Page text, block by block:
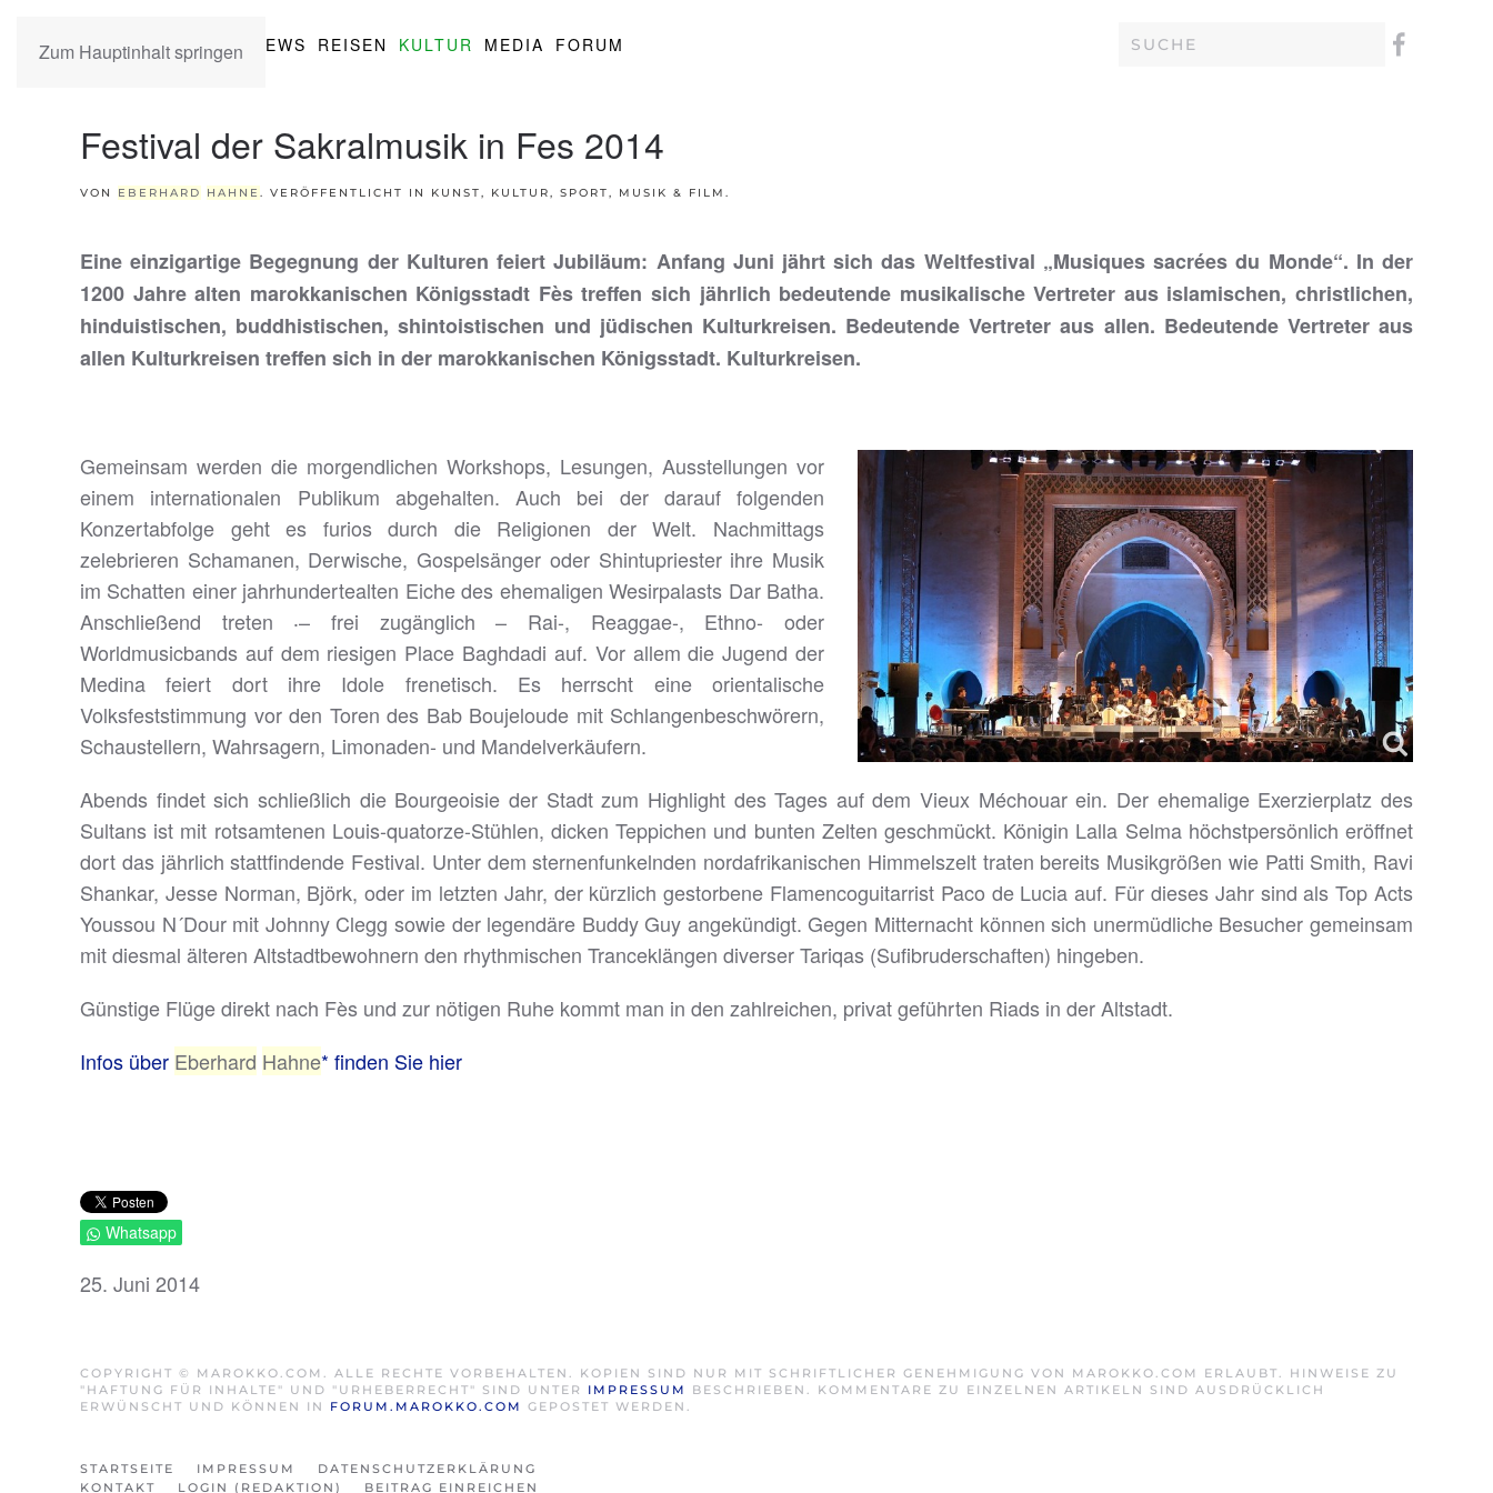
Zum Hauptinhalt springen NEWS REISEN KULTUR MEDIA FORUM
Festival der Sakralmusik in Fes 2014
VON EBERHARD HAHN E . VERÖFFENTLICHT IN KUNST, KULTUR, SPORT, MUSIK & FILM .
Eine einzigartige Begegnung der Kulturen feiert Jubiläum: Anfang Juni jährt sich das Weltfestival „Musiques sacrées du Monde“. In der
1200 Jahre alten marokkanischen Königsstadt Fès treffen sich jährlich bedeutende musikalische Vertreter aus islamischen, christlichen,
hinduistischen, buddhistischen, shintoistischen und jüdischen Kulturkreisen. Bedeutende Vertreter aus allen. Bedeutende Vertreter aus
allen Kulturkreisen treffen sich in der marokkanischen Königsstadt. Kulturkreisen.
Gemeinsam werden die morgendlichen Workshops, Lesungen, Ausstellungen vor
einem internationalen Publikum abgehalten. Auch bei der darauf folgenden
Konzertabfolge geht es furios durch die Religionen der Welt. Nachmittags
zelebrieren Schamanen, Derwische, Gospelsänger oder Shintupriester ihre Musik
im Schatten einer jahrhundertealten Eiche des ehemaligen Wesirpalasts Dar Batha.
Anschließend treten ‧– frei zugänglich – Rai-, Reaggae-, Ethno- oder
Worldmusicbands auf dem riesigen Place Baghdadi auf. Vor allem die Jugend der
Medina feiert dort ihre Idole frenetisch. Es herrscht eine orientalische
Volksfeststimmung vor den Toren des Bab Boujeloude mit Schlangenbeschwörern,
Schaustellern, Wahrsagern, Limonaden- und Mandelverkäufern.
Abends findet sich schließlich die Bourgeoisie der Stadt zum Highlight des Tages auf dem Vieux Méchouar ein. Der ehemalige Exerzierplatz des
Sultans ist mit rotsamtenen Louis-quatorze-Stühlen, dicken Teppichen und bunten Zelten geschmückt. Königin Lalla Selma höchstpersönlich eröffnet
dort das jährlich stattfindende Festival. Unter dem sternenfunkelnden nordafrikanischen Himmelszelt traten bereits Musikgrößen wie Patti Smith, Ravi
Shankar, Jesse Norman, Björk, oder im letzten Jahr, der kürzlich gestorbene Flamencoguitarrist Paco de Lucia auf. Für dieses Jahr sind als Top Acts
Youssou N´Dour mit Johnny Clegg sowie der legendäre Buddy Guy angekündigt. Gegen Mitternacht können sich unermüdliche Besucher gemeinsam
mit diesmal älteren Altstadtbewohnern den rhythmischen Tranceklängen diverser Tariqas (Sufibruderschaften) hingeben.
Günstige Flüge direkt nach Fès und zur nötigen Ruhe kommt man in den zahlreichen, privat geführten Riads in der Altstadt.
Infos über Eberhard Hahne* finden Sie hier
Whatsapp
25. Juni 2014
COPYRIGHT © MAROKKO.COM. ALLE RECHTE VORBEHALTEN. KOPIEN SIND NUR MIT SCHRIFTLICHER GENEHMIGUNG VON MAROKKO.COM ERLAUBT. HINWEISE ZU
"HAFTUNG FÜR INHALTE" UND "URHEBERRECHT" SIND UNTER IMPRESSUM BESCHRIEBEN. KOMMENTARE ZU EINZELNEN ARTIKELN SIND AUSDRÜCKLICH
ERWÜNSCHT UND KÖNNEN IN FORUM.MAROKKO.COM GEPOSTET WERDEN.
STARTSEITE IMPRESSUM
DATENSCHUTZERKLÄRUNG
KONTAKT
LOGIN (REDAKTION) BEITRAG EINREICHEN